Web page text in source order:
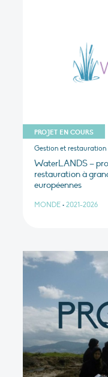
PROJET EN COURS
Gestion et restauration
WaterLANDS –
restauration à
européennes
MONDE • 2021-2026